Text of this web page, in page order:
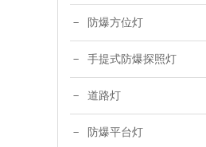
防爆方位灯
手提式防爆探照灯
道路灯
防爆平台灯